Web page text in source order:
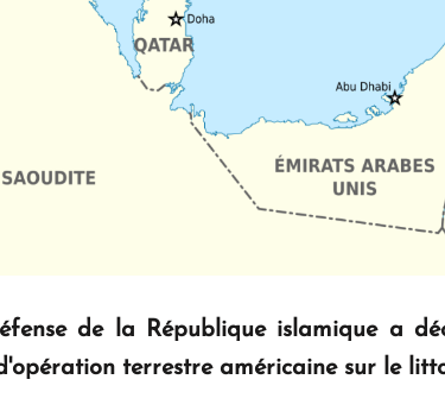
de la République islamique a
terrestre américaine sur le